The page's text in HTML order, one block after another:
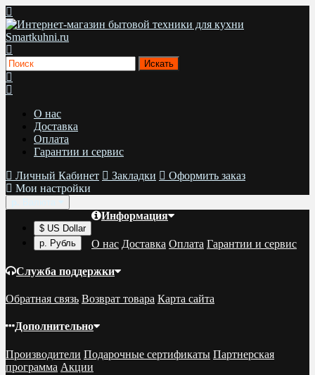
О нас
Доставка
Оплата
Гарантии и сервис
Личный Кабинет
Закладки
Оформить заказ
Мои настройки
$ US Dollar
р. Рубль
Информация
О нас Доставка Оплата Гарантии и сервис
Служба поддержки
Обратная связь Возврат товара Карта сайта
Дополнительно
Производители Подарочные сертификаты Партнерская
программа Акции